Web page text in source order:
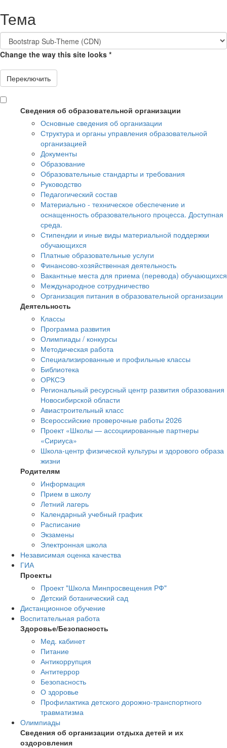
к
основному
содержанию
Тема
Change the way this site looks *
Переключить
Сведения об образовательной организации
Основные сведения об организации
Структура и органы управления образовательной
организацией
Документы
Образование
Образовательные стандарты и требования
Руководство
Педагогический состав
Материально - техническое обеспечение и
оснащенность образовательного процесса. Доступная
среда.
Стипендии и иные виды материальной поддержки
обучающихся
Платные образовательные услуги
Финансово-хозяйственная деятельность
Вакантные места для приема (перевода) обучающихся
Международное сотрудничество
Организация питания в образовательной организации
Деятельность
Классы
Программа развития
Олимпиады / конкурсы
Методическая работа
Специализированные и профильные классы
Библиотека
ОРКСЭ
Региональный ресурсный центр развития образования
Новосибирской области
Авиастроительный класс
Всероссийские проверочные работы 2026
Проект «Школы — ассоциированные партнеры
«Сириуса»
Школа-центр физической культуры и здорового образа
жизни
Родителям
Информация
Прием в школу
Летний лагерь
Календарный учебный график
Расписание
Экзамены
Электронная школа
Независимая оценка качества
ГИА
Проекты
Проект "Школа Минпросвещения РФ"
Детский ботанический сад
Дистанционное обучение
Воспитательная работа
Здоровье/Безопасность
Мед. кабинет
Питание
Антикоррупция
Антитеррор
Безопасность
О здоровье
Профилактика детского дорожно-транспортного
травматизма
Олимпиады
Сведения об организации отдыха детей и их
оздоровления